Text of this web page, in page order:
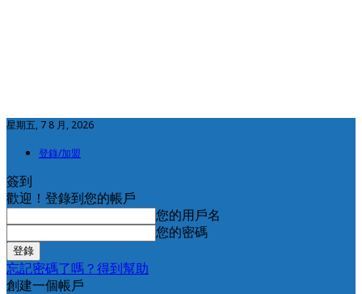
星期五, 7 8 月, 2026
登錄/加盟
簽到
歡迎！登錄到您的帳戶
您的用戶名
您的密碼
忘記密碼了嗎？得到幫助
創建一個帳戶